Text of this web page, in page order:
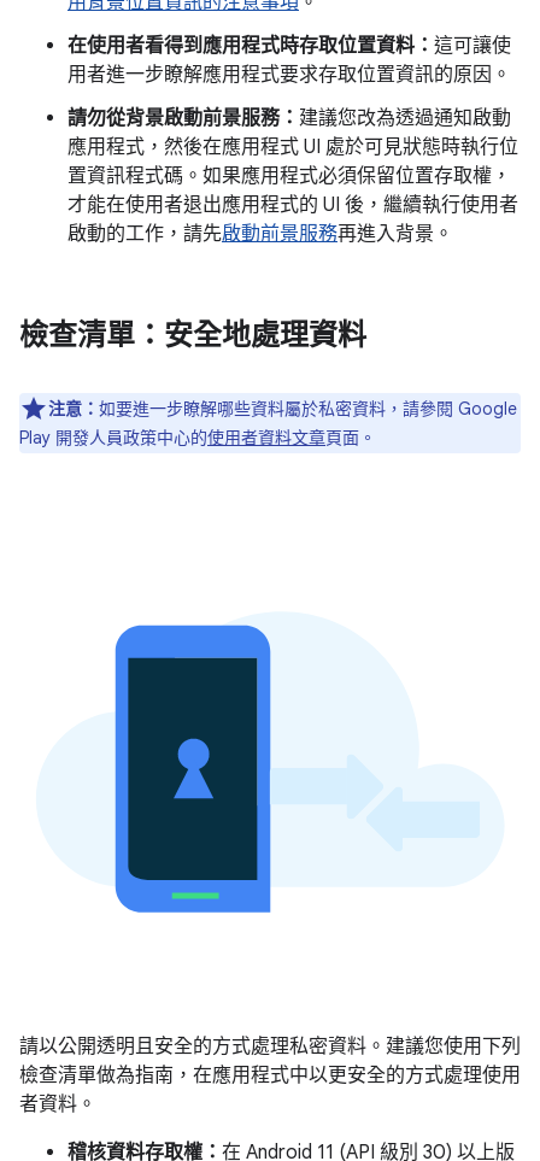
在使用者看得到應用程式時存取位置資料： 這可讓使
用者進一步瞭解應用程式要求存取位置資訊的原因。
請勿從背景啟動前景服務： 建議您改為透過通知啟動
應用程式，然後在應用程式 UI 處於可見狀態時執行位
置資訊程式碼。如果應用程式必須保留位置存取權，
才能在使用者退出應用程式的 UI 後，繼續執行使用者
啟動的工作，請先啟動前景服務再進入背景。
檢查清單：安全地處理資料
注意： 如要進一步瞭解哪些資料屬於私密資料，請參閱 Google
Play 開發人員政策中心的使用者資料文章頁面。
請以公開透明且安全的方式處理私密資料。建議您使用下列
檢查清單做為指南，在應用程式中以更安全的方式處理使用
者資料。
稽核資料存取權： 在 Android 11 (API 級別 30) 以上版